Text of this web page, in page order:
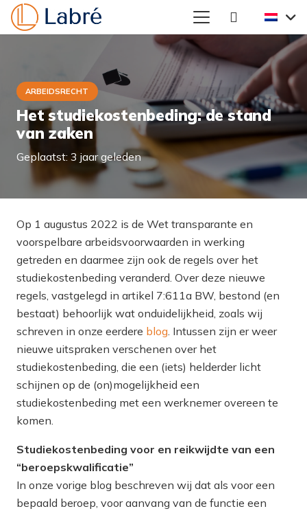
ARBEIDSRECHT
Het studiekostenbeding: de stand
van zaken
Geplaatst: 3 jaar geleden
Op 1 augustus 2022 is de Wet transparante en
voorspelbare arbeidsvoorwaarden in werking
getreden en daarmee zijn ook de regels over het
studiekostenbeding veranderd. Over deze nieuwe
regels, vastgelegd in artikel 7:611a BW, bestond (en
bestaat) behoorlijk wat onduidelijkheid, zoals wij
schreven in onze eerdere blog. Intussen zijn er weer
nieuwe uitspraken verschenen over het
studiekostenbeding, die een (iets) helderder licht
schijnen op de (on)mogelijkheid een
studiekostenbeding met een werknemer overeen te
komen.
Studiekostenbeding voor en reikwijdte van een
“beroepskwalificatie”
In onze vorige blog beschreven wij dat als voor een
bepaald beroep, voor aanvang van de functie een